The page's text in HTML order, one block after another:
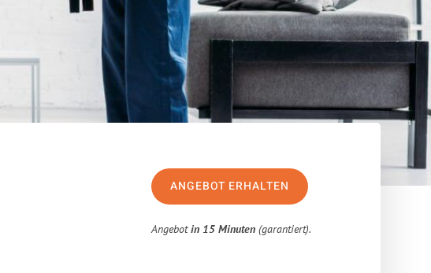
ANGEBOT ERHALTEN
Angebotin 15 Minuten (garantiert).